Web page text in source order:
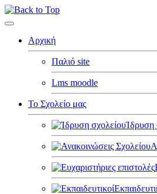
Αρχική
Παλιό site
Lms moodle
Το Σχολείο μας
Ίδρυση